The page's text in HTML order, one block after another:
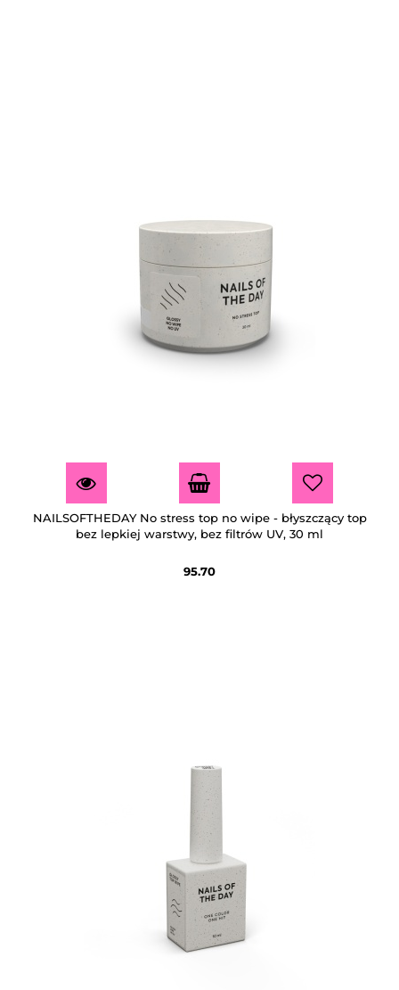
NAILSOFTHEDAY No stress top no wipe - błyszczący top
bez lepkiej warstwy, bez filtrów UV, 30 ml
95.70